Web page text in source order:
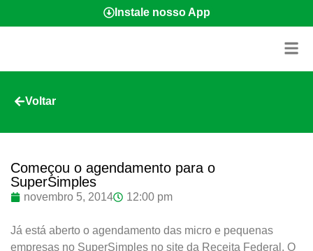
Instale nosso App
Voltar
Começou o agendamento para o
SuperSimples
novembro 5, 2014 12:00 pm
Já está aberto o agendamento das micro e pequenas
empresas no SuperSimples no site da Receita Federal. O